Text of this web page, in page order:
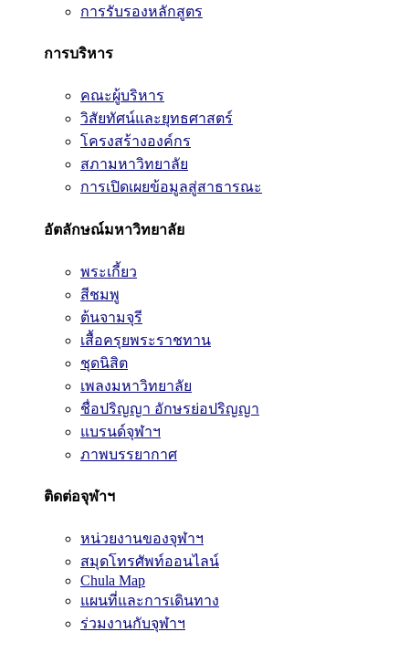
การรับรองหลักสูตร
การบริหาร
คณะผู้บริหาร
วิสัยทัศน์และยุทธศาสตร์
โครงสร้างองค์กร
สภามหาวิทยาลัย
การเปิดเผยข้อมูลสู่สาธารณะ
อัตลักษณ์มหาวิทยาลัย
พระเกี้ยว
สีชมพู
ต้นจามจุรี
เสื้อครุยพระราชทาน
ชุดนิสิต
เพลงมหาวิทยาลัย
ชื่อปริญญา อักษรย่อปริญญา
แบรนด์จุฬาฯ
ภาพบรรยากาศ
ติดต่อจุฬาฯ
หน่วยงานของจุฬาฯ
สมุดโทรศัพท์ออนไลน์
Chula Map
แผนที่และการเดินทาง
ร่วมงานกับจุฬาฯ